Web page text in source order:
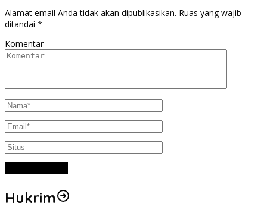
Alamat email Anda tidak akan dipublikasikan. Ruas yang wajib
ditandai *
Komentar
Hukrim